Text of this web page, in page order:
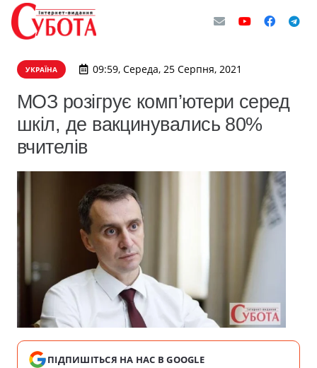
УКРАЇНА 09:59, Середа, 25 Серпня, 2021
МОЗ розігрує комп’ютери серед
шкіл, де вакцинувались 80%
вчителів
ПІДПИШІТЬСЯ НА НАС В GOOGLE